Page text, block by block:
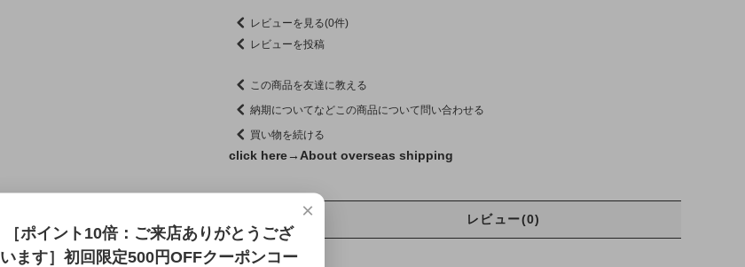
レビューを見る(0件)
レビューを投稿
この商品を友達に教える
納期についてなどこの商品について問い合わせる
買い物を続ける
click here→ About overseas shipping
レビュー(0)
×
［ポイント10倍：ご来店ありがとうござ
います］初回限定500円OFFクーポンコー